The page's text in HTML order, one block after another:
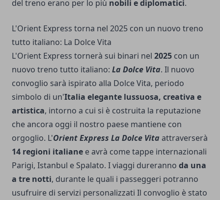
del treno erano per lo più nobili e diplomatici.
L'Orient Express torna nel 2025 con un nuovo treno
tutto italiano: La Dolce Vita
L'Orient Express tornerà sui binari nel 2025 con un
nuovo treno tutto italiano: La Dolce Vita. Il nuovo
convoglio sarà ispirato alla Dolce Vita, periodo
simbolo di un'Italia elegante lussuosa, creativa e
artistica, intorno a cui si è costruita la reputazione
che ancora oggi il nostro paese mantiene con
orgoglio. L'Orient Express La Dolce Vita attraverserà
14 regioni italiane e avrà come tappe internazionali
Parigi, Istanbul e Spalato. I viaggi dureranno da una
a tre notti, durante le quali i passeggeri potranno
usufruire di servizi personalizzati Il convoglio è stato